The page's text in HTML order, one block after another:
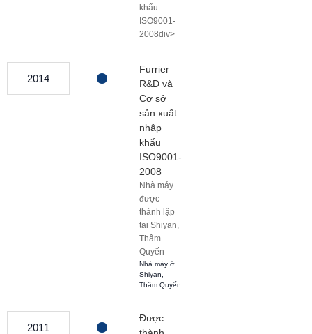
khẩu
ISO9001-
2008div>
2014
Furrier
R&D và
Cơ sở
sản xuất.
nhập
khẩu
ISO9001-
2008
Nhà máy
được
thành lập
tại Shiyan,
Thâm
Quyến
Nhà máy ở
Shiyan,
Thâm Quyến
2011
Được